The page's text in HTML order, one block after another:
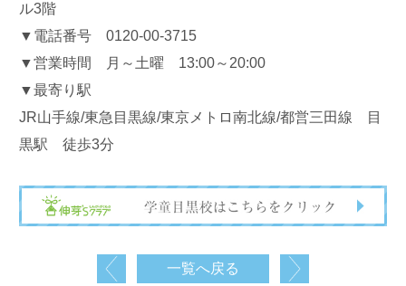
ル3階
▼電話番号 0120-00-3715
▼営業時間 月～土曜 13:00～20:00
▼最寄り駅
JR山手線/東急目黒線/東京メトロ南北線/都営三田線 目
黒駅 徒歩3分
一覧へ戻る